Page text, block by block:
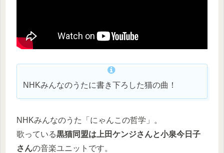
NHKみんなのうたに書き下ろした猫の曲！
NHKみんなのうた「にゃんこの哲学」。
歌っている黒猫同盟は上田ケンジさんと小泉今日子
さんの音楽ユニットです。